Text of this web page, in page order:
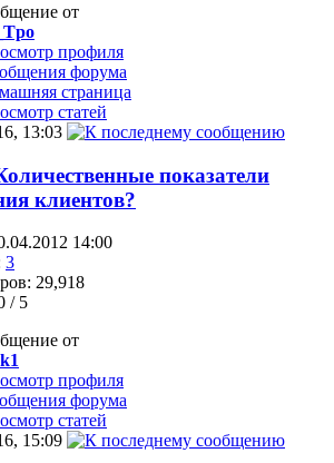
от
профиля
форума
страница
статей
13:03
показатели
клиентов?
14:00
3
29,918
/ 5
от
профиля
форума
статей
15:09